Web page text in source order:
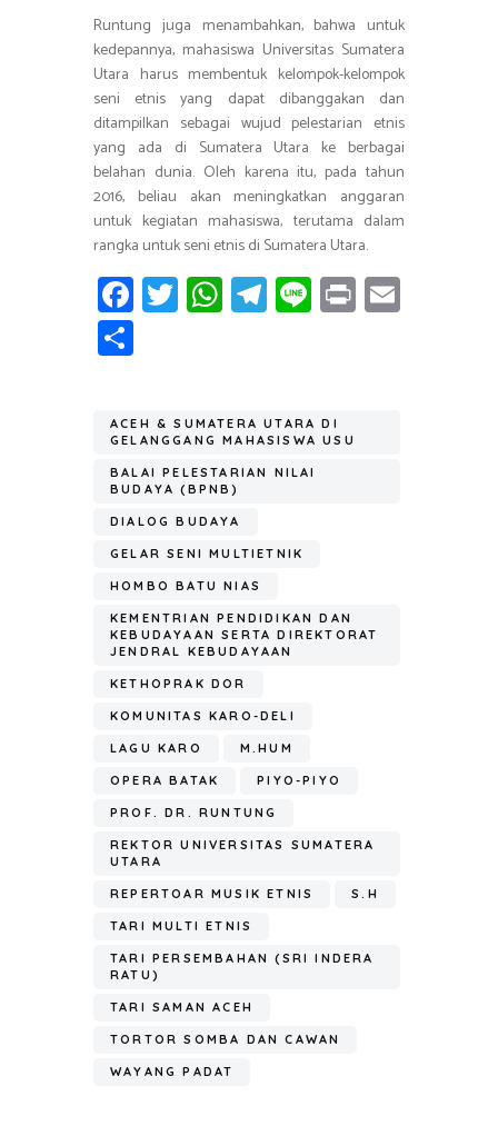
Runtung juga menambahkan, bahwa untuk
kedepannya, mahasiswa Universitas Sumatera
Utara harus membentuk kelompok-kelompok
seni etnis yang dapat dibanggakan dan
ditampilkan sebagai wujud pelestarian etnis
yang ada di Sumatera Utara ke berbagai
belahan dunia. Oleh karena itu, pada tahun
2016, beliau akan meningkatkan anggaran
untuk kegiatan mahasiswa, terutama dalam
rangka untuk seni etnis di Sumatera Utara.
Fa
ce
ok
T
wi
W
h
A
p
p
T
el
a
m
Li
n
Pr
in
ar
e
ACEH & SUMATERA UTARA DI
GELANGGANG MAHASISWA USU
BALAI PELESTARIAN NILAI
BUDAYA (BPNB)
DIALOG BUDAYA
GELAR SENI MULTIETNIK
HOMBO BATU NIAS
KEMENTRIAN PENDIDIKAN DAN
KEBUDAYAAN SERTA DIREKTORAT
JENDRAL KEBUDAYAAN
KETHOPRAK DOR
KOMUNITAS KARO-DELI
LAGU KARO M.HUM
OPERA BATAK PIYO-PIYO
PROF. DR. RUNTUNG
REKTOR UNIVERSITAS SUMATERA
UTARA
REPERTOAR MUSIK ETNIS S.H
TARI MULTI ETNIS
TARI PERSEMBAHAN (SRI INDERA
RATU)
TARI SAMAN ACEH
TORTOR SOMBA DAN CAWAN
WAYANG PADAT